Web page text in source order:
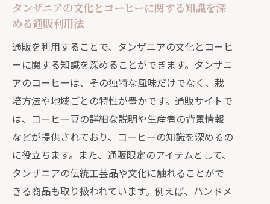
め書籍とコーヒー
タンザニアの伝統音楽とコーヒーを楽
しむ方法
通販で手に入るタンザニアの工芸品と
コーヒーセット
タンザニアの風味豊かなコーヒーを楽
しむ通販利用法
タンザニアのコーヒー豆を通販で取り寄せ
るメリット
新鮮なタンザニアコーヒー豆の魅力
タンザニアの文化とコーヒーに関する知識を深
める通販利用法
通販を利用することで、タンザニアの文化とコーヒ
ーに関する知識を深めることができます。タンザニ
アのコーヒーは、その独特な風味だけでなく、栽
培方法や地域ごとの特性が豊かです。通販サイトで
は、コーヒー豆の詳細な説明や生産者の背景情報
などが提供されており、コーヒーの知識を深めるの
に役立ちます。また、通販限定のアイテムとして、
タンザニアの伝統工芸品や文化に触れることがで
きる商品も取り扱われています。例えば、ハンドメ